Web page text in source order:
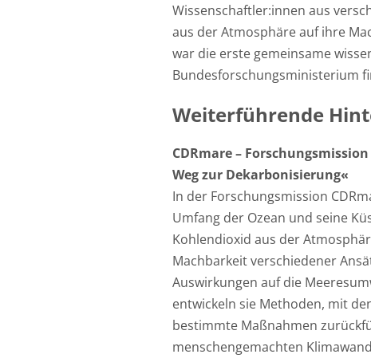
Wissenschaftler:innen aus
aus der Atmosphäre auf ihre
war die erste gemeinsame
Bundesforschungsministerium
Weiterführende
CDRmare –
Weg zur Dekarbonisierung«
In der Forschungsmission
Umfang der Ozean und seine
Kohlendioxid aus der
Machbarkeit verschiedener
Auswirkungen auf die
entwickeln sie Methoden, mit
bestimmte Maßnahmen
menschengemachten